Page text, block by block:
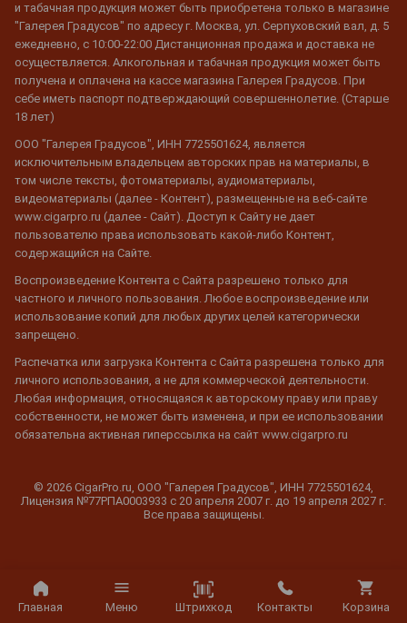
Главная Меню Штрихкод Контакты Корзина
и табачная продукция может быть приобретена только в магазине
"Галерея Градусов" по адресу г. Москва, ул. Серпуховский вал, д. 5
ежедневно, с 10:00-22:00 Дистанционная продажа и доставка не
осуществляется. Алкогольная и табачная продукция может быть
получена и оплачена на кассе магазина Галерея Градусов. При
себе иметь паспорт подтверждающий совершеннолетие. (Старше
18 лет)
ООО "Галерея Градусов", ИНН 7725501624, является
исключительным владельцем авторских прав на материалы, в
том числе тексты, фотоматериалы, аудиоматериалы,
видеоматериалы (далее - Контент), размещенные на веб-сайте
www.cigarpro.ru (далее - Сайт). Доступ к Сайту не дает
пользователю права использовать какой-либо Контент,
содержащийся на Сайте.
Воспроизведение Контента с Сайта разрешено только для
частного и личного пользования. Любое воспроизведение или
использование копий для любых других целей категорически
запрещено.
Распечатка или загрузка Контента с Сайта разрешена только для
личного использования, а не для коммерческой деятельности.
Любая информация, относящаяся к авторскому праву или праву
собственности, не может быть изменена, и при ее использовании
обязательна активная гиперссылка на сайт www.cigarpro.ru
© 2026 CigarPro.ru, ООО "Галерея Градусов", ИНН 7725501624,
Лицензия №77РПА0003933 c 20 апреля 2007 г. до 19 апреля 2027 г.
Все права защищены.